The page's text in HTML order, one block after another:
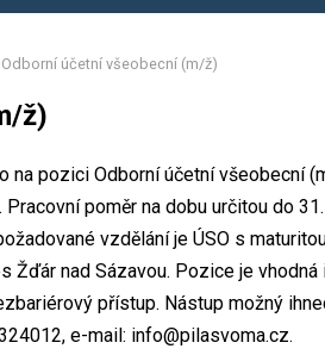
Odborní účetní všeobecní (m/ž)
ž)
na pozici Odborní účetní všeobecní
poměr na dobu určitou do
vzdělání je ÚSO s
Žďár nad Sázavou. Pozice je
přístup. Nástup možný
e-mail: info@pilasvoma.cz.